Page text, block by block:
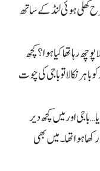
کھلی ہوئی لنڈ کے ساتھ
رہا تھا کیا ہوا؟ کچھ
نکالا تو باجی کی چوت
باجی اور میں کچھ دیر
رکھا ہوا تھا۔ میں بھی